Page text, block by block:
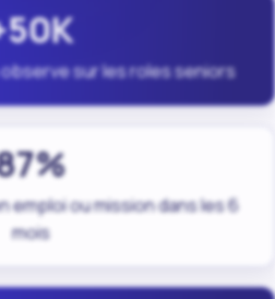
sur les roles seniors
emploi ou mission dans les 6
mois